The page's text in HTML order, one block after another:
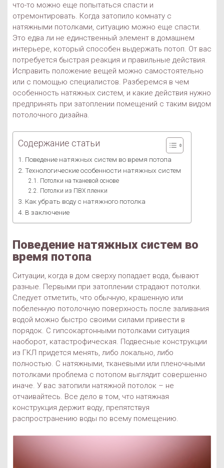
что-то можно еще попытаться спасти и
отремонтировать. Когда затопило комнату с
натяжными потолками, ситуацию можно еще спасти.
Это едва ли не единственный элемент в домашнем
интерьере, который способен выдержать потоп. От вас
потребуется быстрая реакция и правильные действия.
Исправить положение вещей можно самостоятельно
или с помощью специалистов. Разберемся в чем
особенность натяжных систем, и какие действия нужно
предпринять при затоплении помещений с таким видом
потолочного дизайна.
Содержание статьи
Поведение натяжных систем во время потопа
Технологические особенности натяжных систем
Потолки на тканевой основе
Потолки из ПВХ пленки
Как убрать воду с натяжного потолка
В заключение
Поведение натяжных систем во
время потопа
Ситуации, когда в дом сверху попадает вода, бывают
разные. Первыми при затоплении страдают потолки.
Следует отметить, что обычную, крашенную или
побеленную потолочную поверхность после заливания
водой можно быстро своими силами привести в
порядок. С гипсокартонными потолками ситуация
наоборот, катастрофическая. Подвесные конструкции
из ГКЛ придется менять, либо локально, либо
полностью. С натяжными, тканевыми или пленочными
потолками проблема с потопом выглядит совершенно
иначе. У вас затопили натяжной потолок – не
отчаивайтесь. Все дело в том, что натяжная
конструкция держит воду, препятствуя
распространению воды по всему помещению.